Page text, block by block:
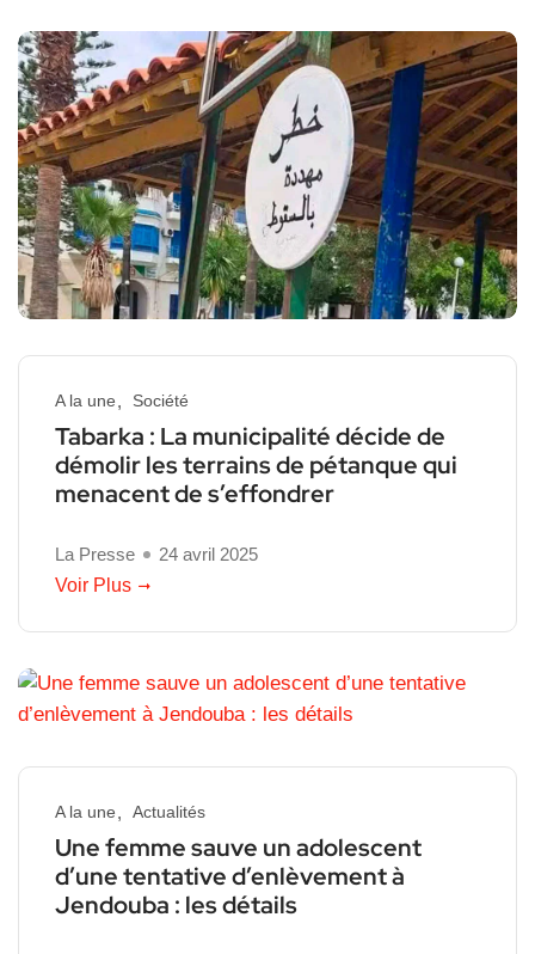
A la une Société
Tabarka : La municipalité décide de
démolir les terrains de pétanque qui
menacent de s’effondrer
La Presse
24 avril 2025
Voir Plus
A la une Actualités
Une femme sauve un adolescent
d’une tentative d’enlèvement à
Jendouba : les détails